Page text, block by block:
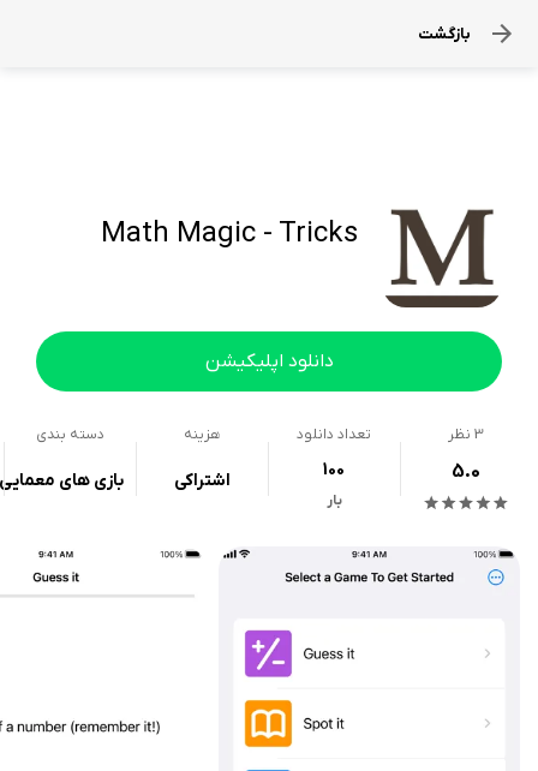
بازگشت
Math Magic - Tricks
دانلود اپلیکیشن
3 نظر
5.0
تعداد دانلود
100
بار
هزینه
اشتراکی
دسته بندی
بازی های معمایی